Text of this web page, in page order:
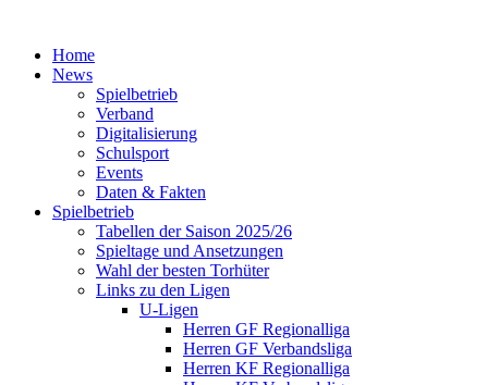
Home
News
Spielbetrieb
Verband
Digitalisierung
Schulsport
Events
Daten & Fakten
Spielbetrieb
Tabellen der Saison 2025/26
Spieltage und Ansetzungen
Wahl der besten Torhüter
Links zu den Ligen
U-Ligen
Herren GF Regionalliga
Herren GF Verbandsliga
Herren KF Regionalliga